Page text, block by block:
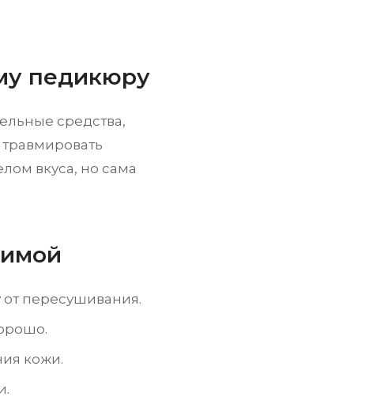
педикюру
средства,
вкуса, но сама
пересушивания.
кожи.